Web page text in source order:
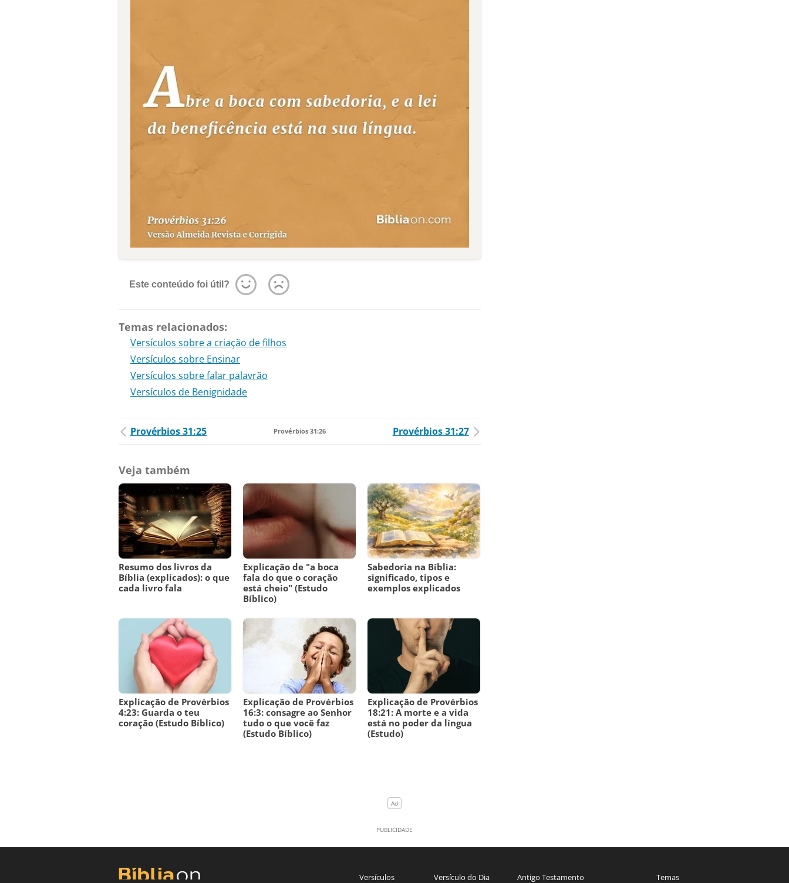
Este conteúdo foi útil?
Temas relacionados:
Versículos sobre a criação de filhos
Versículos sobre Ensinar
Versículos sobre falar palavrão
Versículos de Benignidade
Provérbios 31:25 Provérbios 31:26 Provérbios 31:27
Veja também
Resumo dos livros da
Bíblia (explicados): o que
cada livro fala
Explicação de "a boca
fala do que o coração
está cheio" (Estudo
Bíblico)
Sabedoria na Bíblia:
significado, tipos e
exemplos explicados
Explicação de Provérbios
4:23: Guarda o teu
coração (Estudo Bíblico)
Explicação de Provérbios
16:3: consagre ao Senhor
tudo o que você faz
(Estudo Bíblico)
Explicação de Provérbios
18:21: A morte e a vida
está no poder da língua
(Estudo)
Versículos Versículo do Dia Antigo Testamento Temas